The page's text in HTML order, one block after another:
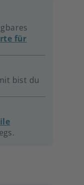
für
bist du